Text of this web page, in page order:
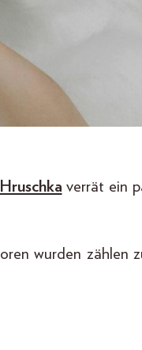
verrät ein
wurden zählen